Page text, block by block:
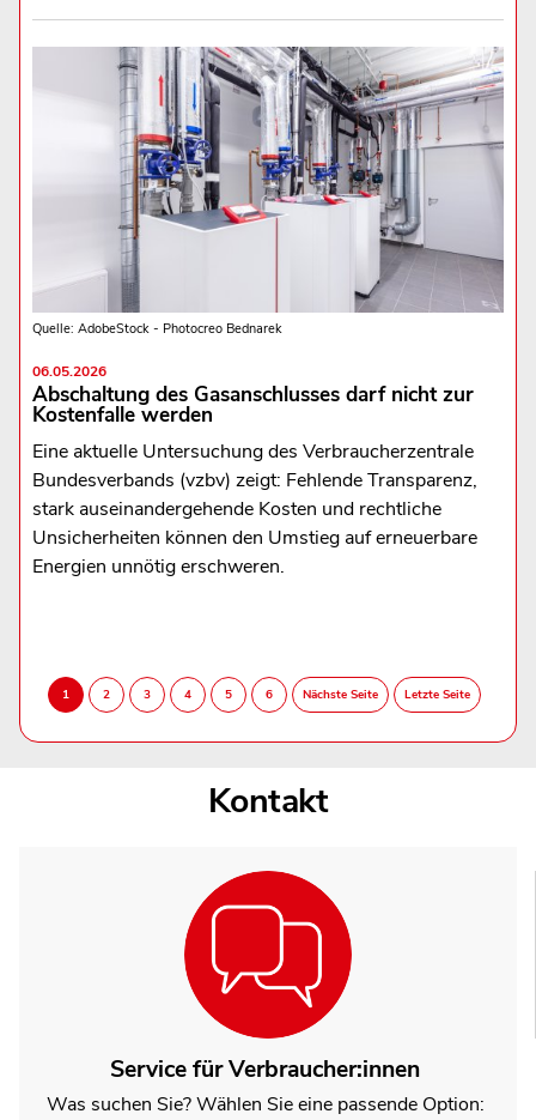
Quelle: AdobeStock - Photocreo Bednarek
06.05.2026
Abschaltung des Gasanschlusses darf nicht zur
Kostenfalle werden
Eine aktuelle Untersuchung des Verbraucherzentrale
Bundesverbands (vzbv) zeigt: Fehlende Transparenz,
stark auseinandergehende Kosten und rechtliche
Unsicherheiten können den Umstieg auf erneuerbare
Energien unnötig erschweren.
Kontakt
Service für Verbraucher:innen
Was suchen Sie? Wählen Sie eine passende Option: